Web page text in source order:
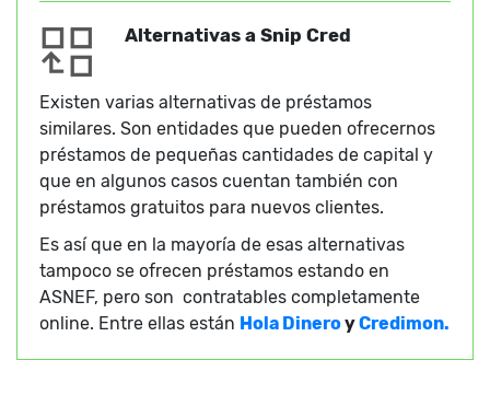
Alternativas a Snip Cred
Existen varias alternativas de préstamos
similares. Son entidades que pueden ofrecernos
préstamos de pequeñas cantidades de capital y
que en algunos casos cuentan también con
préstamos gratuitos para nuevos clientes.
Es así que en la mayoría de esas alternativas
tampoco se ofrecen préstamos estando en
ASNEF, pero son contratables completamente
online. Entre ellas están Hola DineroyCredimon.